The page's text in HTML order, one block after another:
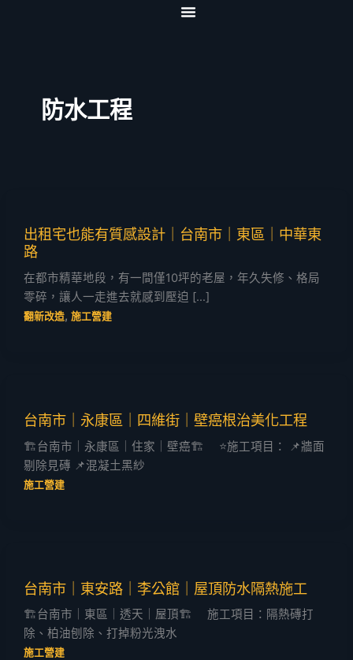
防水工程
出租宅也能有質感設計｜台南市｜東區｜中華東
路
在都市精華地段，有一間僅10坪的老屋，年久失修、格局
零碎，讓人一走進去就感到壓迫 […]
翻新改造, 施工營建
台南市｜永康區｜四維街｜壁癌根治美化工程
🏗️台南市｜永康區｜住家｜壁癌🏗️ ⭐施工項目： 📌牆面
剔除見磚 📌混凝土黑紗
施工營建
台南市｜東安路｜李公館｜屋頂防水隔熱施工
🏗️台南市｜東區｜透天｜屋頂🏗️ 施工項目：隔熱磚打
除、柏油刨除、打掉粉光洩水
施工營建